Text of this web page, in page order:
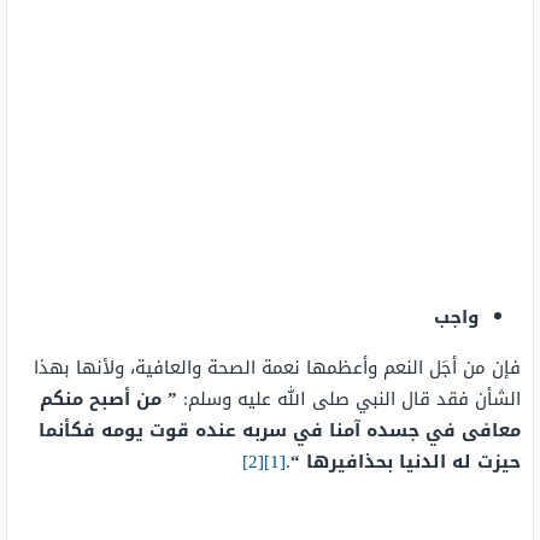
واجب
فإن من أجَل النعم وأعظمها نعمة الصحة والعافية، ولأنها بهذا
الشأن فقد قال النبي صلى الله عليه وسلم: ” من أصبح منكم
معافى في جسده آمنا في سربه عنده قوت يومه فكأنما
حيزت له الدنيا بحذافيرها “.
[1]
[2]